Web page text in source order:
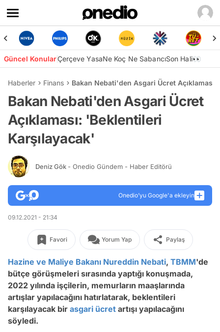
Güncel KonularÇerçeve YasaNe Koç Ne SabancıSon Hali👀
Haberler Finans Bakan Nebati'den Asgari Ücret
Bakan Nebati'den Asgari Ücret
Açıklaması: 'Beklentileri
Karşılayacak'
Deniz Gök - Onedio Gündem - Haber Editörü
Onedio’yu Google'a ekleyin
09.12.2021 - 21:34
Favori Yorum Yap Paylaş
Hazine ve Maliye Bakanı Nureddin Nebati, TBMM'de
bütçe görüşmeleri sırasında yaptığı konuşmada,
2022 yılında işçilerin, memurların maaşlarında
artışlar yapılacağını hatırlatarak, beklentileri
karşılayacak bir asgari ücret artışı yapılacağını
söyledi.